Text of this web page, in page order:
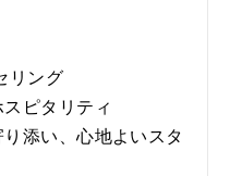
リング
ピタリティ
添い、心地よいスタ